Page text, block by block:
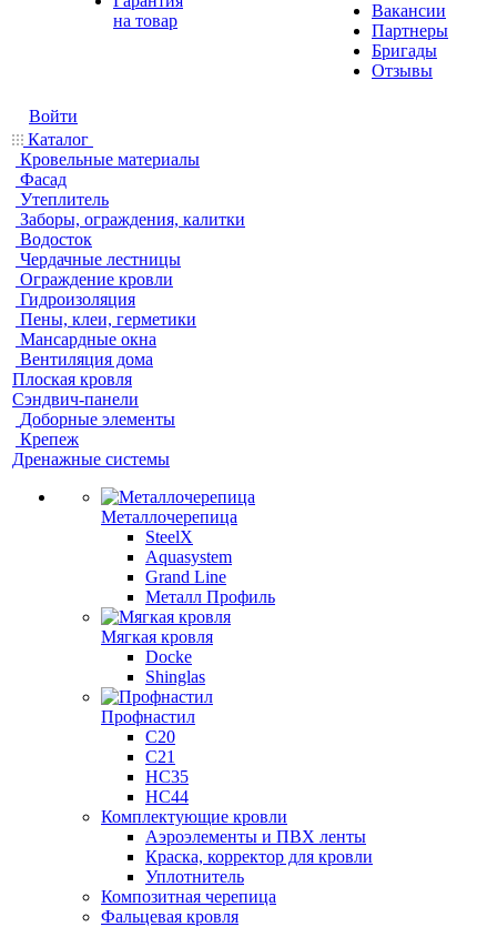
на товар
Вакансии
Партнеры
Бригады
Отзывы
Войти
Каталог
Кровельные материалы
Фасад
Утеплитель
Заборы, ограждения, калитки
Водосток
Чердачные лестницы
Ограждение кровли
Гидроизоляция
Пены, клеи, герметики
Мансардные окна
Вентиляция дома
Плоская кровля
Сэндвич-панели
Доборные элементы
Крепеж
Дренажные системы
Металлочерепица
SteelX
Aquasystem
Grand Line
Металл Профиль
Мягкая кровля
Docke
Shinglas
Профнастил
C20
C21
НС35
НС44
Комплектующие кровли
Аэроэлементы и ПВХ ленты
Краска, корректор для кровли
Уплотнитель
Композитная черепица
Фальцевая кровля